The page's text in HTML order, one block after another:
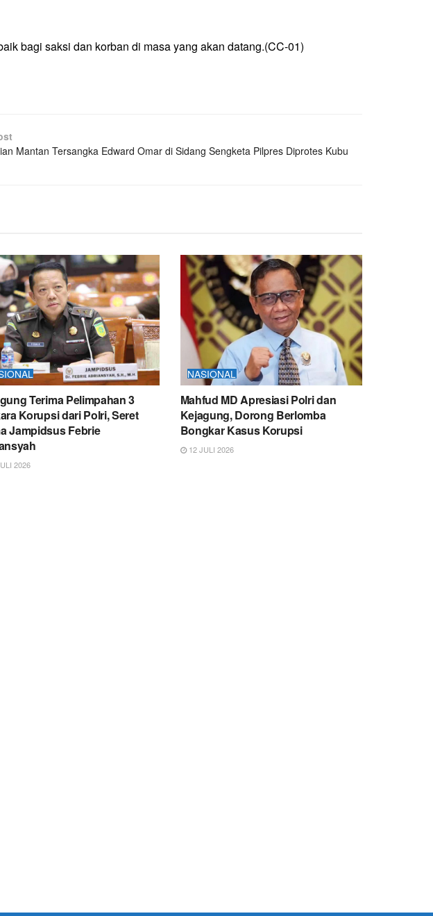
bagi saksi dan korban di masa yang akan datang.(CC-01)
Mantan Tersangka Edward Omar di Sidang Sengketa Pilpres
Terima Pelimpahan 3
Korupsi dari Polri, Seret
Jampidsus Febrie
Mahfud MD Apresiasi Polri dan
Kejagung, Dorong Berlomba
Bongkar Kasus Korupsi